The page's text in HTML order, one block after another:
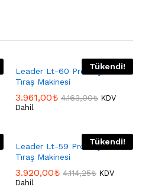
Tükendi!
Leader Lt-60 Profesyonel
Tıraş Makinesi
3.961,00₺ 4.163,00₺ KDV
Dahil
Tükendi!
Leader Lt-59 Profesyonel
Tıraş Makinesi
3.920,00₺ 4.114,25₺ KDV
Dahil